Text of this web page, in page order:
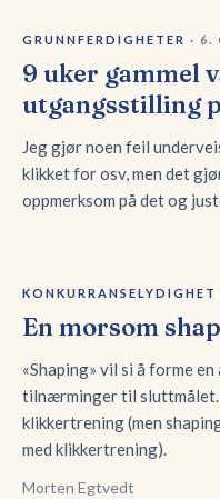
GRUNNFERDIGHETER · 6.
9 uker gammel
utgangsstilling
Jeg gjør noen feil
klikket for osv, men det
oppmerksom på det og
KONKURRANSELYDIGHET
En morsom
«Shaping» vil si å forme
tilnærminger til sluttmålet.
klikkertrening (men
med klikkertrening).
Morten Egtvedt